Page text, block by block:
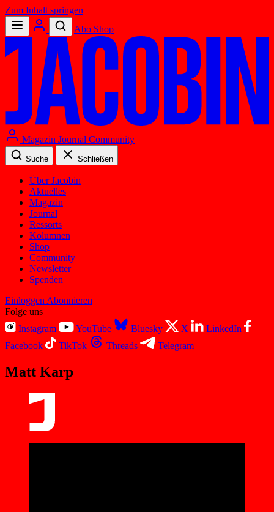
Zum Inhalt springen
Abo Shop
Magazin Journal Community
Suche Schließen
Über Jacobin
Aktuelles
Magazin
Journal
Ressorts
Kolumnen
Shop
Community
Newsletter
Spenden
Einloggen Abonnieren
Folge uns
Instagram
YouTube Bluesky X
LinkedIn
Facebook
TikTok Threads Telegram
Matt Karp